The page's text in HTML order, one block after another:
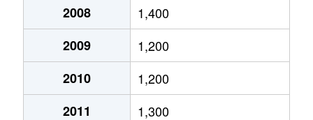
一の宮町
今浦町
750万円
入江町
100万円
2008
1,400
2009
1,200
2010
1,200
2011
1,300